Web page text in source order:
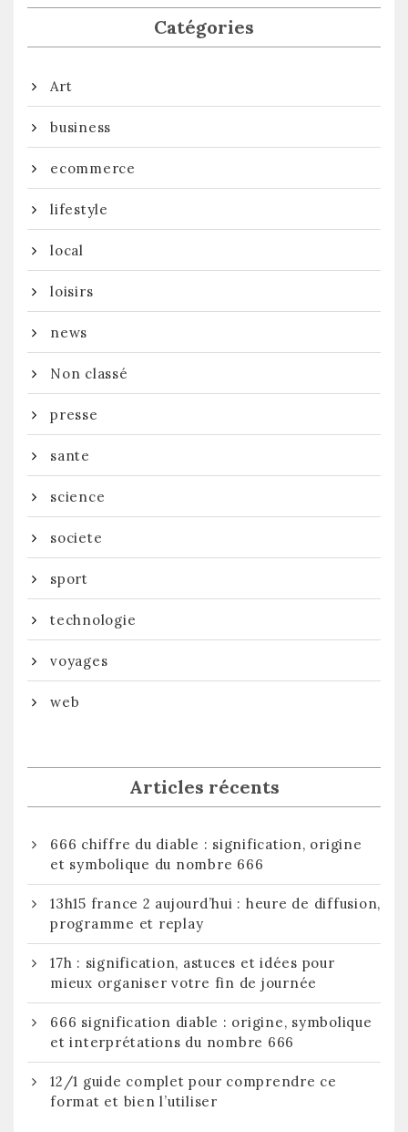
Catégories
Art
business
ecommerce
lifestyle
local
loisirs
news
Non classé
presse
sante
science
societe
sport
technologie
voyages
web
Articles récents
666 chiffre du diable : signification, origine
et symbolique du nombre 666
13h15 france 2 aujourd’hui : heure de diffusion,
programme et replay
17h : signification, astuces et idées pour
mieux organiser votre fin de journée
666 signification diable : origine, symbolique
et interprétations du nombre 666
12/1 guide complet pour comprendre ce
format et bien l’utiliser